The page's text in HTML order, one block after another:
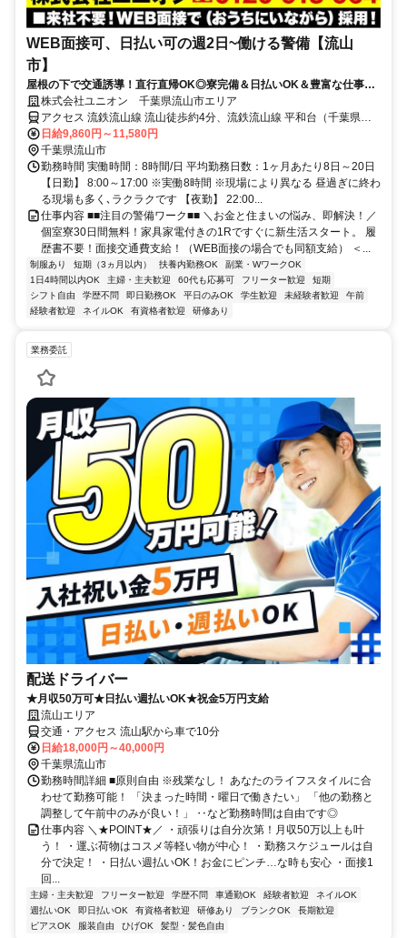
WEB面接可、日払い可の週2日~働ける警備【流山
市】
屋根の下で交通誘導！直行直帰OK◎寮完備＆日払いOK＆豊富な仕事量
★仕事が早く終わった時でも日給保証
株式会社ユニオン 千葉県流山市エリア
アクセス 流鉄流山線 流山徒歩約4分、流鉄流山線 平和台（千葉県）
徒歩約9分、つくばエクスプレス 流山セントラルパーク徒歩約17分
千葉県流山市エリア（南流山駅、鰭ケ崎駅、流山駅、初石駅、流山お
おたかの森駅、江戸川台駅、運河駅）
日給9,860円～11,580円
千葉県流山市
勤務時間 実働時間：8時間/日 平均勤務日数：1ヶ月あたり8日～20日
【日勤】 8:00～17:00 ※実働8時間 ※現場により異なる 昼過ぎに終わ
る現場も多く､ラクラクです 【夜勤】 22:00...
仕事内容 ■■注目の警備ワーク■■ ＼お金と住まいの悩み、即解決！／
個室寮30日間無料！家具家電付きの1Rですぐに新生活スタート。 履
歴書不要！面接交通費支給！（WEB面接の場合でも同額支給） ＜...
制服あり 短期（3ヵ月以内） 扶養内勤務OK
副業・WワークOK
1日4時間以内OK
主婦・主夫歓迎 60代も応募可 フリーター歓迎
短期
シフト自由
学歴不問 即日勤務OK 平日のみOK 学生歓迎 未経験者歓迎
午前
経験者歓迎
ネイルOK 有資格者歓迎 研修あり
業務委託
配送ドライバー
★月収50万可★日払い週払いOK★祝金5万円支給
流山エリア
交通・アクセス 流山駅から車で10分
日給18,000円～40,000円
千葉県流山市
勤務時間詳細 ■原則自由 ※残業なし！ あなたのライフスタイルに合
わせて勤務可能！ 「決まった時間・曜日で働きたい」 「他の勤務と
調整して午前中のみが良い！」 ‥など勤務時間は自由です◎
仕事内容 ＼★POINT★／ ・頑張りは自分次第！月収50万以上も叶
う！ ・運ぶ荷物はコスメ等軽い物が中心！ ・勤務スケジュールは自
分で決定！ ・日払い週払いOK！お金にピンチ…な時も安心 ・面接1
回...
主婦・主夫歓迎 フリーター歓迎 学歴不問 車通勤OK 経験者歓迎
ネイルOK
週払いOK
即日払いOK 有資格者歓迎 研修あり ブランクOK
長期歓迎
ピアスOK
服装自由 ひげOK 髪型・髪色自由